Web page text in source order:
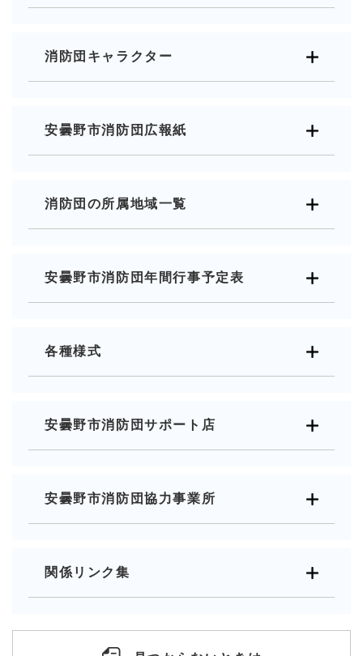
消防団キャラクター
安曇野市消防団広報紙
消防団の所属地域一覧
安曇野市消防団年間行事予定表
各種様式
安曇野市消防団サポート店
安曇野市消防団協力事業所
関係リンク集